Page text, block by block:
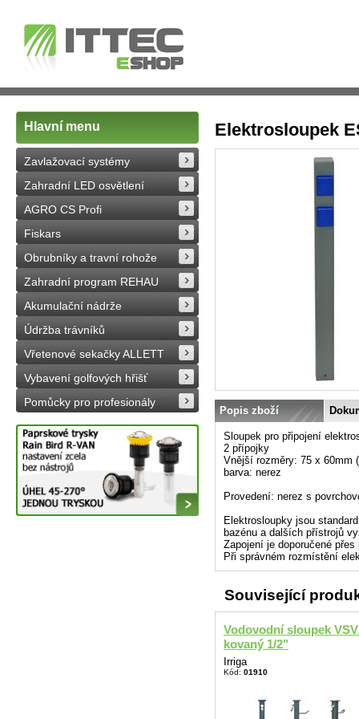
Hlavní menu
Zavlažovací systémy
Zahradní LED osvětlení
AGRO CS Profi
Fiskars
Obrubníky a travní rohože
Zahradní program REHAU
Akumulační nádrže
Údržba trávníků
Vřetenové sekačky ALLETT
Vybavení golfových hřišť
Pomůcky pro profesionály
Elektrosloupek
Popis zboží
Sloupek pro připojení
2 přípojky
Vnější rozměry: 75 x 60mm
barva: nerez
Provedení: nerez s
Elektrosloupky jsou
bazénu a dalších přístrojů
Zapojení je doporučené
Při správném rozmístění
Související
Vodovodní sloupek
kovaný 1/2"
Irriga
Kód: 01910